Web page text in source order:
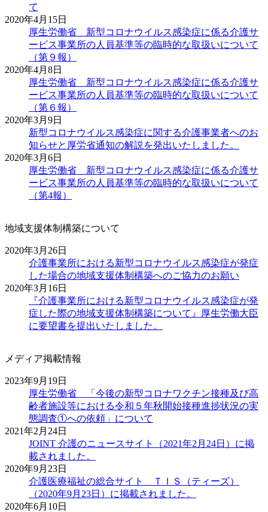
て
2020年4月15日
厚生労働省 新型コロナウイルス感染症に係る介護サ
ービス事業所の人員基準等の臨時的な取扱いについて
（第９報）
2020年4月8日
厚生労働省 新型コロナウイルス感染症に係る介護サ
ービス事業所の人員基準等の臨時的な取扱いについて
（第６報）
2020年3月9日
新型コロナウイルス感染症に関する介護事業者へのお
知らせと厚労省通知の解説を発出いたしました。
2020年3月6日
厚生労働省 新型コロナウイルス感染症に係る介護サ
ービス事業所の人員基準等の臨時的な取扱いについて
（第4報）
地域支援体制構築について
2020年3月26日
介護事業所における新型コロナウイルス感染症が発症
した場合の地域支援体制構築へのご協力のお願い
2020年3月16日
『介護事業所における新型コロナウイルス感染症が発
症した際の地域支援体制構築について』厚生労働大臣
に要望書を提出いたしました。
メディア掲載情報
2023年9月19日
厚生労働省 「今後の新型コロナワクチン接種及び高
齢者施設等における令和５年秋開始接種進捗状況の実
態調査①への依頼」について
2021年2月24日
JOINT 介護のニュースサイト（2021年2月24日）に掲
載されました。
2020年9月23日
介護医療福祉の総合サイト ＴＩＳ（ティーズ）
（2020年9月23日）に掲載されました。
2020年6月10日